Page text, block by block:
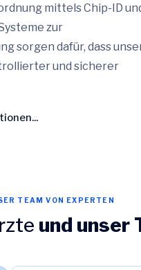
mittels Chip-ID
zur
sorgen dafür, dass
und sicherer
TEAM VON EXPERTEN
und unser